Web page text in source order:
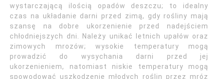
wystarczającą ilością opadów deszczu; to idealny
czas na układanie darni przed zimą, gdy rośliny mają
szansę na dobre ukorzenienie przed nadejściem
chłodniejszych dni. Należy unikać letnich upałów oraz
zimowych mrozów; wysokie temperatury mogą
prowadzić do wysychania darni przed jej
ukorzenieniem, natomiast niskie temperatury mogą
spowodować uszkodzenie młodych roślin przez mróz